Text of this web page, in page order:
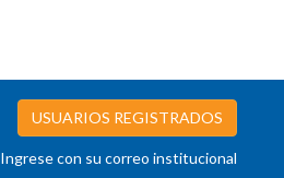
USUARIOS REGISTRADOS
Ingrese con su correo institucional